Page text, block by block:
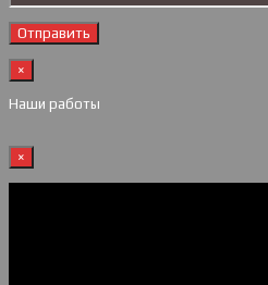
×
Наши работы
×